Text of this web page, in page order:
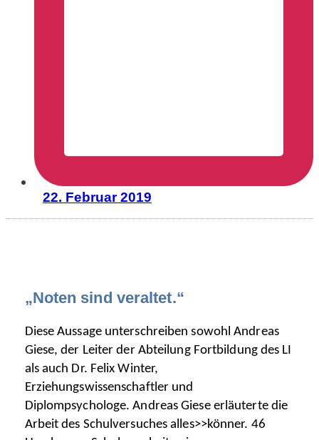
22. Februar 2019
„Noten sind veraltet.“
Diese Aussage unterschreiben sowohl Andreas
Giese, der Leiter der Abteilung Fortbildung des LI
als auch Dr. Felix Winter,
Erziehungswissenschaftler und
Diplompsychologe. Andreas Giese erläuterte die
Arbeit des Schulversuches alles>>könner. 46